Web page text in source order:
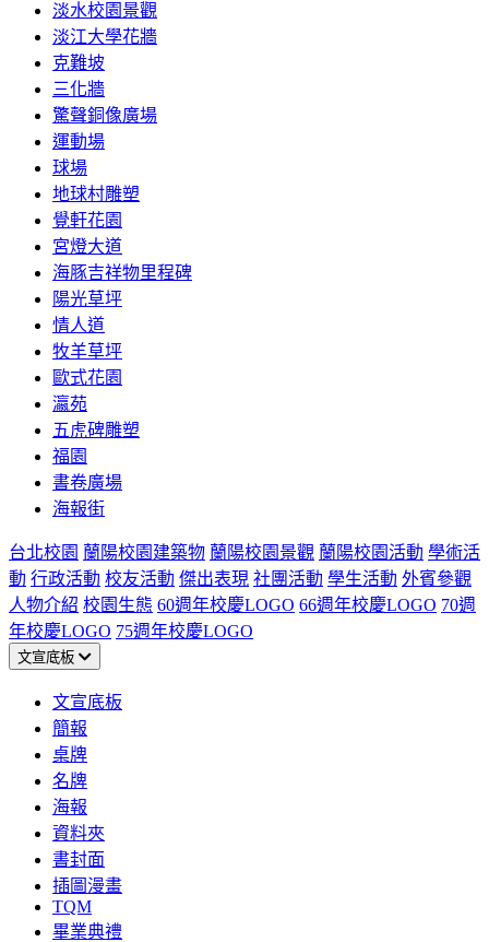
淡水校園景觀
淡江大學花牆
克難坡
三化牆
驚聲銅像廣場
運動場
球場
地球村雕塑
覺軒花園
宮燈大道
海豚吉祥物里程碑
陽光草坪
情人道
牧羊草坪
歐式花園
瀛苑
五虎碑雕塑
福園
書卷廣場
海報街
台北校園 蘭陽校園建築物 蘭陽校園景觀 蘭陽校園活動 學術活
動 行政活動 校友活動 傑出表現 社團活動 學生活動 外賓參觀
人物介紹 校園生態 60週年校慶LOGO 66週年校慶LOGO 70週
年校慶LOGO 75週年校慶LOGO
文宣底板
文宣底板
簡報
桌牌
名牌
海報
資料夾
書封面
插圖漫畫
TQM
畢業典禮